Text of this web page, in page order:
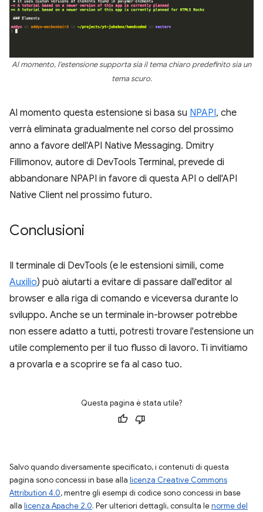
Al momento, l'estensione supporta sia il tema chiaro predefinito sia un
tema scuro.
Al momento questa estensione si basa su NPAPI, che
verrà eliminata gradualmente nel corso del prossimo
anno a favore dell'API Native Messaging. Dmitry
Fillimonov, autore di DevTools Terminal, prevede di
abbandonare NPAPI in favore di questa API o dell'API
Native Client nel prossimo futuro.
Conclusioni
Il terminale di DevTools (e le estensioni simili, come
Auxilio) può aiutarti a evitare di passare dall'editor al
browser e alla riga di comando e viceversa durante lo
sviluppo. Anche se un terminale in-browser potrebbe
non essere adatto a tutti, potresti trovare l'estensione un
utile complemento per il tuo flusso di lavoro. Ti invitiamo
a provarla e a scoprire se fa al caso tuo.
Questa pagina è stata utile?
Salvo quando diversamente specificato, i contenuti di questa
pagina sono concessi in base alla licenza Creative Commons
Attribution 4.0, mentre gli esempi di codice sono concessi in base
alla licenza Apache 2.0. Per ulteriori dettagli, consulta lenorme del